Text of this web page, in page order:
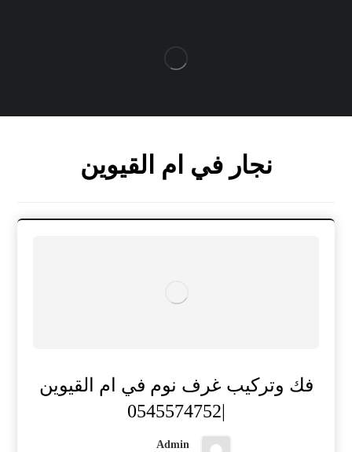
نجار في ام القيوين
فك وتركيب غرف نوم في ام القيوين
|0545574752
Admin